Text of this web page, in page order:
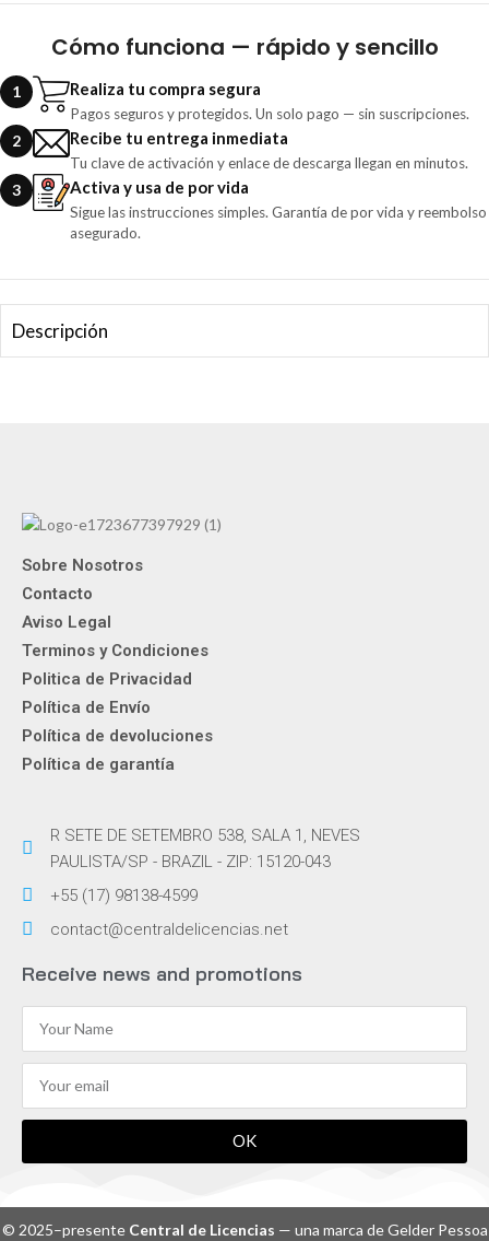
Cómo funciona — rápido y sencillo
1 Realiza tu compra segura
Pagos seguros y protegidos. Un solo pago — sin suscripciones.
2 Recibe tu entrega inmediata
Tu clave de activación y enlace de descarga llegan en minutos.
3 Activa y usa de por vida
Sigue las instrucciones simples. Garantía de por vida y reembolso
asegurado.
Descripción
Sobre Nosotros
Contacto
Aviso Legal
Terminos y Condiciones
Politica de Privacidad
Política de Envío
Política de devoluciones
Política de garantía
R SETE DE SETEMBRO 538, SALA 1, NEVES
PAULISTA/SP - BRAZIL - ZIP: 15120-043
+55 (17) 98138-4599
contact@centraldelicencias.net
Receive news and promotions
OK
© 2025–presente Central de Licencias — una marca de Gelder Pessoa